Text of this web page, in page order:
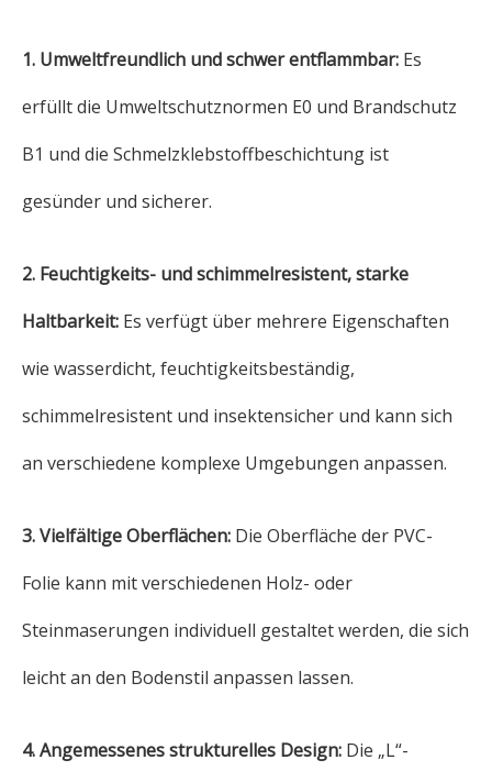
1. Umweltfreundlich und schwer entflammbar: Es
erfüllt die Umweltschutznormen E0 und Brandschutz
B1 und die Schmelzklebstoffbeschichtung ist
gesünder und sicherer.
2. Feuchtigkeits- und schimmelresistent, starke
Haltbarkeit: Es verfügt über mehrere Eigenschaften
wie wasserdicht, feuchtigkeitsbeständig,
schimmelresistent und insektensicher und kann sich
an verschiedene komplexe Umgebungen anpassen.
3. Vielfältige Oberflächen: Die Oberfläche der PVC-
Folie kann mit verschiedenen Holz- oder
Steinmaserungen individuell gestaltet werden, die sich
leicht an den Bodenstil anpassen lassen.
4. Angemessenes strukturelles Design: Die „L“-